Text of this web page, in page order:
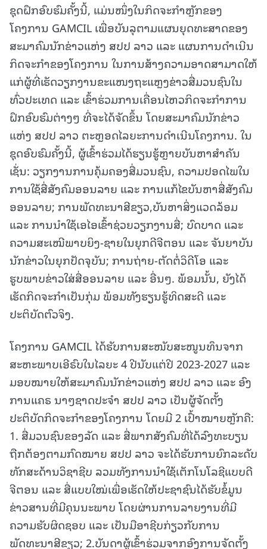
ຊຸດຝຶກອົບຮົມຄັ້ງນີ້, ແມ່ນໜຶ່ງໃນກິດຈະກຳຫຼັກຂອງ
ໂຄງການ GAMCIL ເພື່ອບັນລຸຕາມແຜນຍຸດທະສາດຂອງ
ສະມາຄົມນັກຂ່າວແຫ່ງ ສປປ ລາວ ແລະ ແຜນການດຳເນີນ
ກິດຈະກຳຂອງໂຄງການ ໃນການສ້າງຄວາມອາດສາມາດໃຫ້
ແກ່ຜູ້ທີ່ເຮັດວຽກງານຂະແໜງຖະແຫຼງຂ່າວສື່ມວນຊົນໃນ
ທົ່ວປະເທດ ແລະ ເຂົ້າຮ່ວມການເຄື່ອນໄຫວກິດຈະກຳການ
ຝຶກອົບຮົມຕ່າງໆ ທີ່ຈະໄດ້ຈັດຂຶ້ນ ໂດຍສະມາຄົມນັກຂ່າວ
ແຫ່ງ ສປປ ລາວ ຕະຫຼອດໄລຍະການດຳເນີນໂຄງການ. ໃນ
ຊຸດອົບຮົມຄັ້ງນີ້, ຜູ້ເຂົ້າຮ່ວມໄດ້ຮຽນຮູ້ຫຼາຍບັນຫາສໍາຄັນ
ເຊັ່ນ: ວຽກງານການຄຸ້ມຄອງສື່ມວນຊົນ, ຄວາມປອດໄພໃນ
ການໃຊ້ສື່ສັງຄົມອອນລາຍ ແລະ ການແກ້ໄຂບັນຫາສື່ສັງຄົມ
ອອນລາຍ; ການພັດທະນາສີຂຽວ,ບັນຫາສິ່ງແວດລ້ອມ
ແລະ ການນໍາໃຊ້ເອໄອເຂົ້າຊ່ວຍວຽກງານສື່; ບົດບາດ ແລະ
ຄວາມສະເໝີພາບຍິງ-ຊາຍໃນຍຸກດີຈີຕອນ ແລະ ຈັນຍາບັນ
ນັກຂ່າວໃນຍຸກປັດຈຸບັນ; ການຖ່າຍ-ຕັດຕໍ່ວິດີໂອ ແລະ
ຮູບພາບຂ່າວໃສ່ສື່ອອນລາຍ ແລະ ອື່ນໆ. ພ້ອມນັ້ນ, ຍັງໄດ້
ເຮັດກິດຈະກໍາເປັນກຸ່ມ ພ້ອມທັງຮຽນຮູ້ທິດສະດີ ແລະ
ປະຕິບັດຕົວຈິງ.
ໂຄງການ GAMCIL ໄດ້ຮັບການສະໜັບສະໜູນທຶນຈາກ
ສະຫະພາບເອີຣົບໃນໄລຍະ 4 ປີນັບແຕ່ປີ 2023-2027 ແລະ
ມອບໝາຍໃຫ້ສະມາຄົມນັກຂ່າວແຫ່ງ ສປປ ລາວ ແລະ ອົງ
ການແຄຣ ນາໆຊາດປະຈຳ ສປປ ລາວ ເປັນຜູ້ຈັດຕັ້ງ
ປະຕິບັດກິດຈະກຳຂອງໂຄງການ ໂດຍມີ 2 ເປົ້າໝາຍຫຼັກຄື:
1. ສື່ມວນຊົນຂອງລັດ ແລະ ສື່ພາກສັງຄົມທີ່ໄດ້ລົງທະບຽນ
ຖືກຕ້ອງຕາມກົດໝາຍ ສປປ ລາວ ຈະໄດ້ຮັບການຍົກລະດັບ
ທັກສະດ້ານວິຊາຊີບ ລວມທັງການນຳໃຊ້ເຕັກໂນໂລຊີແບບດີ
ຈີຕອນ ແລະ ສື່ແບບໃໝ່ເພື່ອເຮັດໃຫ້ປະຊາຊົນໄດ້ຮັບຂໍ້ມູນ
ຂ່າວສານທີ່ມີຄຸນນະພາບ ໂດຍຜ່ານການລາຍງານທີ່ມີ
ຄວາມຮັບຜິດຊອບ ແລະ ເປັນມືອາຊີບກ່ຽວກັບການ
ພັດທະນາສີຂຽວ; 2.ບັນດາຜູ້ເຂົ້າຮ່ວມຈາກອົງການຈັດຕັ້ງ